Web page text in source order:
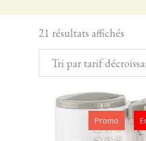
21 résultats affichés
Tri par tarif
Promo